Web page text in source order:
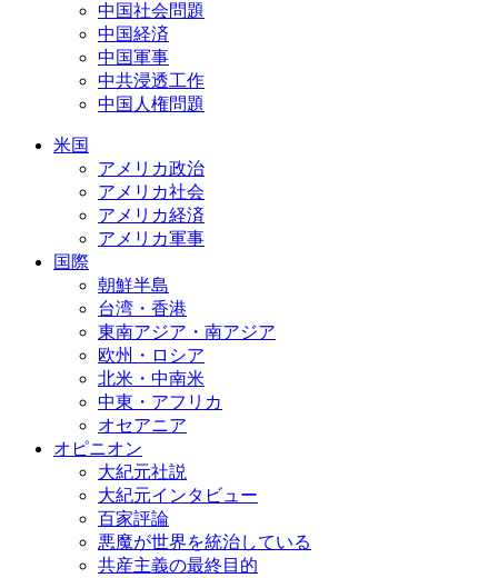
中国社会問題
中国経済
中国軍事
中共浸透工作
中国人権問題
米国
アメリカ政治
アメリカ社会
アメリカ経済
アメリカ軍事
国際
朝鮮半島
台湾・香港
東南アジア・南アジア
欧州・ロシア
北米・中南米
中東・アフリカ
オセアニア
オピニオン
大紀元社説
大紀元インタビュー
百家評論
悪魔が世界を統治している
共産主義の最終目的